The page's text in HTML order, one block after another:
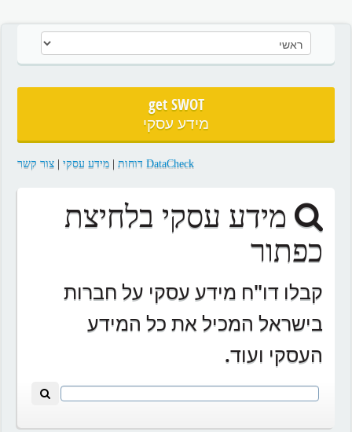
get SWOT
מידע עסקי
DataCheck דוחות | מידע עסקי| צור קשר
מידע עסקי בלחיצת
כפתור
קבלו דו"ח מידע עסקי על חברות
בישראל המכיל את כל המידע
העסקי ועוד.